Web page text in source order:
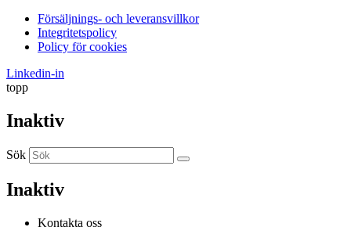
Försäljnings- och leveransvillkor
Integritetspolicy
Policy för cookies
Linkedin-in
topp
Inaktiv
Sök
Inaktiv
Kontakta oss